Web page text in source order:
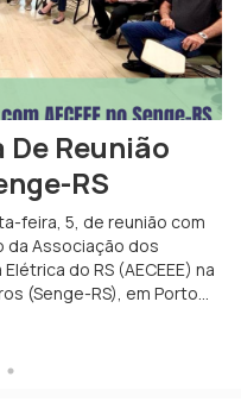
Reunião
RS
feira, 5, de reunião com
da Associação dos
do RS (AECEEE) na
(Senge-RS), em Porto
dos planos,
[…]